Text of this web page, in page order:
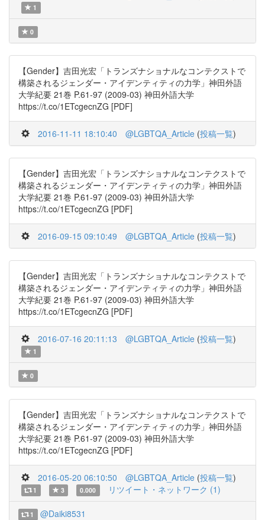
1
0
【Gender】吉田光宏「トランズナショナルなコンテクストで
構築されるジェンダー・アイデンティティの力学」神田外語
大学紀要 21巻 P.61-97 (2009-03) 神田外語大学
https://t.co/1ETcgecnZG [PDF]
2016-11-11 18:10:40 @LGBTQA_Article (投稿一覧)
【Gender】吉田光宏「トランズナショナルなコンテクストで
構築されるジェンダー・アイデンティティの力学」神田外語
大学紀要 21巻 P.61-97 (2009-03) 神田外語大学
https://t.co/1ETcgecnZG [PDF]
2016-09-15 09:10:49 @LGBTQA_Article (投稿一覧)
【Gender】吉田光宏「トランズナショナルなコンテクストで
構築されるジェンダー・アイデンティティの力学」神田外語
大学紀要 21巻 P.61-97 (2009-03) 神田外語大学
https://t.co/1ETcgecnZG [PDF]
2016-07-16 20:11:13 @LGBTQA_Article (投稿一覧)
1
0
【Gender】吉田光宏「トランズナショナルなコンテクストで
構築されるジェンダー・アイデンティティの力学」神田外語
大学紀要 21巻 P.61-97 (2009-03) 神田外語大学
https://t.co/1ETcgecnZG [PDF]
2016-05-20 06:10:50 @LGBTQA_Article (投稿一覧)
1 3 0.000 リツイート・ネットワーク (1)
1 @Daiki8531